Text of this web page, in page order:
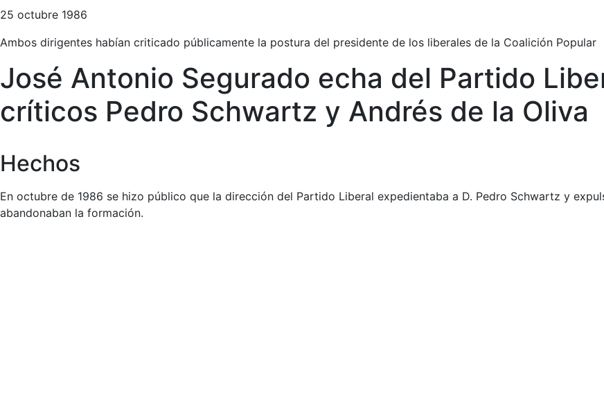
25 octubre 1986
Ambos dirigentes habían criticado públicamente la postura del presidente de los liberales de la Coalición Popular
José Antonio Segurado echa del Partido
críticos Pedro Schwartz y Andrés de la Oliva
Hechos
En octubre de 1986 se hizo público que la dirección del Partido Liberal expedientaba a D. Pedro Schwartz y
abandonaban la formación.